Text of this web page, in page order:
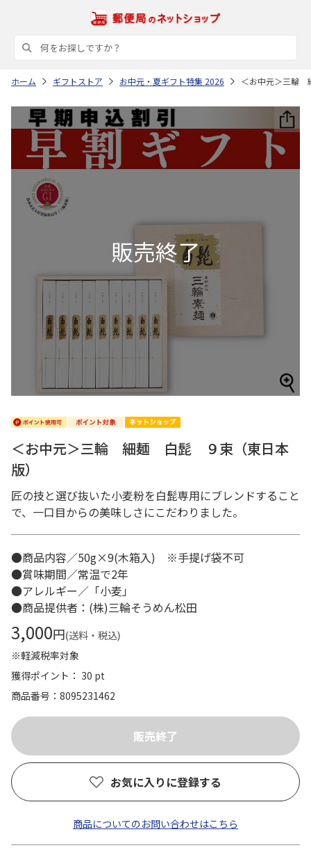
ホーム ギフトストア お中元・夏ギフト特集 2026 ＜お中元＞三輪
＜お中元＞三輪 細麺 白髭 ９束（東日本
版）
匠の技と選び抜いた小麦粉を白髭専用にブレンドすること
で、一口目からの美味しさにこだわりました。
●商品内容／50g×9(木箱入) ※手提げ袋不可
●賞味期間／常温で2年
●アレルギー／「小麦」
●商品提供者：(株)三輪そうめん松田
3,000円(送料・税込)
※軽減税率対象
獲得ポイント： 30 pt
商品番号
8095231462
お気に入りに登録する
商品についてのお問い合わせはこちら